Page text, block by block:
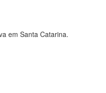
em Santa Catarina.